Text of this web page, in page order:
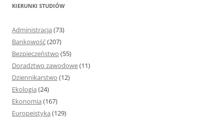
KIERUNKI STUDIÓW
Administracja (73)
Bankowość(207)
Bezpieczeństwo (55)
Doradztwo zawodowe(11)
Dziennikarstwo (12)
Ekologia (24)
Ekonomia (167)
Europeistyka (129)